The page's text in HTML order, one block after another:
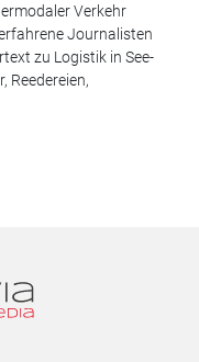
Verkehr
Journalisten
zu Logistik in See-
Reedereien,